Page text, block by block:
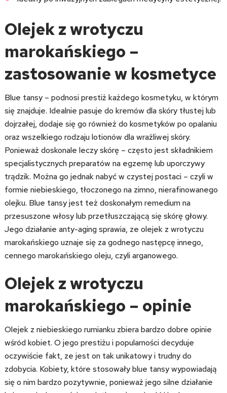
Olejek z wrotyczu
marokańskiego –
zastosowanie w kosmetyce
Blue tansy – podnosi prestiż każdego kosmetyku, w którym
się znajduje. Idealnie pasuje do kremów dla skóry tłustej lub
dojrzałej, dodaje się go również do kosmetyków po opalaniu
oraz wszelkiego rodzaju lotionów dla wrażliwej skóry.
Ponieważ doskonale leczy skórę – często jest składnikiem
specjalistycznych preparatów na egzemę lub uporczywy
trądzik. Można go jednak nabyć w czystej postaci – czyli w
formie niebieskiego, tłoczonego na zimno, nierafinowanego
olejku. Blue tansy jest też doskonałym remedium na
przesuszone włosy lub przetłuszczającą się skórę głowy.
Jego działanie anty-aging sprawia, ze olejek z wrotyczu
marokańskiego uznaje się za godnego następcę innego,
cennego marokańskiego oleju, czyli arganowego.
Olejek z wrotyczu
marokańskiego – opinie
Olejek z niebieskiego rumianku zbiera bardzo dobre opinie
wśród kobiet. O jego prestiżu i popularności decyduje
oczywiście fakt, ze jest on tak unikatowy i trudny do
zdobycia. Kobiety, które stosowały blue tansy wypowiadają
się o nim bardzo pozytywnie, ponieważ jego silne działanie